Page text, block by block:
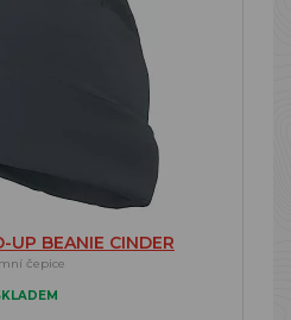
UP BEANIE CINDER
čepice